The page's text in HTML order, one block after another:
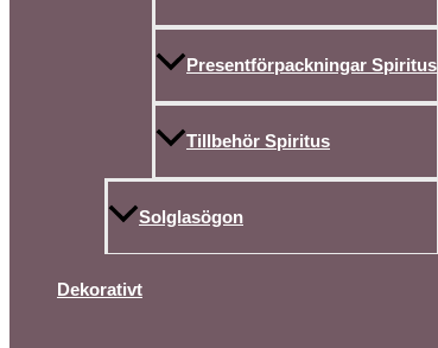
Presentförpackningar Spiritus
Tillbehör Spiritus
Solglasögon
Dekorativt